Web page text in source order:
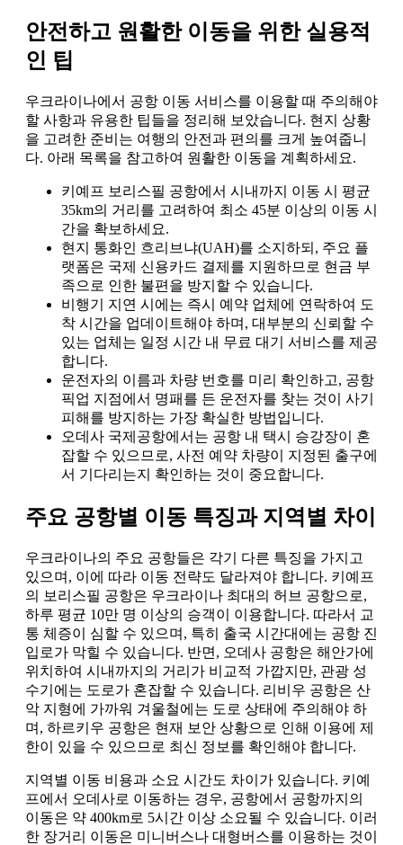
안전하고 원활한 이동을 위한 실용적
인 팁
우크라이나에서 공항 이동 서비스를 이용할 때 주의해야
할 사항과 유용한 팁들을 정리해 보았습니다. 현지 상황
을 고려한 준비는 여행의 안전과 편의를 크게 높여줍니
다. 아래 목록을 참고하여 원활한 이동을 계획하세요.
키예프 보리스필 공항에서 시내까지 이동 시 평균
35km의 거리를 고려하여 최소 45분 이상의 이동 시
간을 확보하세요.
현지 통화인 흐리브냐(UAH)를 소지하되, 주요 플
랫폼은 국제 신용카드 결제를 지원하므로 현금 부
족으로 인한 불편을 방지할 수 있습니다.
비행기 지연 시에는 즉시 예약 업체에 연락하여 도
착 시간을 업데이트해야 하며, 대부분의 신뢰할 수
있는 업체는 일정 시간 내 무료 대기 서비스를 제공
합니다.
운전자의 이름과 차량 번호를 미리 확인하고, 공항
픽업 지점에서 명패를 든 운전자를 찾는 것이 사기
피해를 방지하는 가장 확실한 방법입니다.
오데사 국제공항에서는 공항 내 택시 승강장이 혼
잡할 수 있으므로, 사전 예약 차량이 지정된 출구에
서 기다리는지 확인하는 것이 중요합니다.
주요 공항별 이동 특징과 지역별 차이
우크라이나의 주요 공항들은 각기 다른 특징을 가지고
있으며, 이에 따라 이동 전략도 달라져야 합니다. 키예프
의 보리스필 공항은 우크라이나 최대의 허브 공항으로,
하루 평균 10만 명 이상의 승객이 이용합니다. 따라서 교
통 체증이 심할 수 있으며, 특히 출국 시간대에는 공항 진
입로가 막힐 수 있습니다. 반면, 오데사 공항은 해안가에
위치하여 시내까지의 거리가 비교적 가깝지만, 관광 성
수기에는 도로가 혼잡할 수 있습니다. 리비우 공항은 산
악 지형에 가까워 겨울철에는 도로 상태에 주의해야 하
며, 하르키우 공항은 현재 보안 상황으로 인해 이용에 제
한이 있을 수 있으므로 최신 정보를 확인해야 합니다.
지역별 이동 비용과 소요 시간도 차이가 있습니다. 키예
프에서 오데사로 이동하는 경우, 공항에서 공항까지의
이동은 약 400km로 5시간 이상 소요될 수 있습니다. 이러
한 장거리 이동은 미니버스나 대형버스를 이용하는 것이